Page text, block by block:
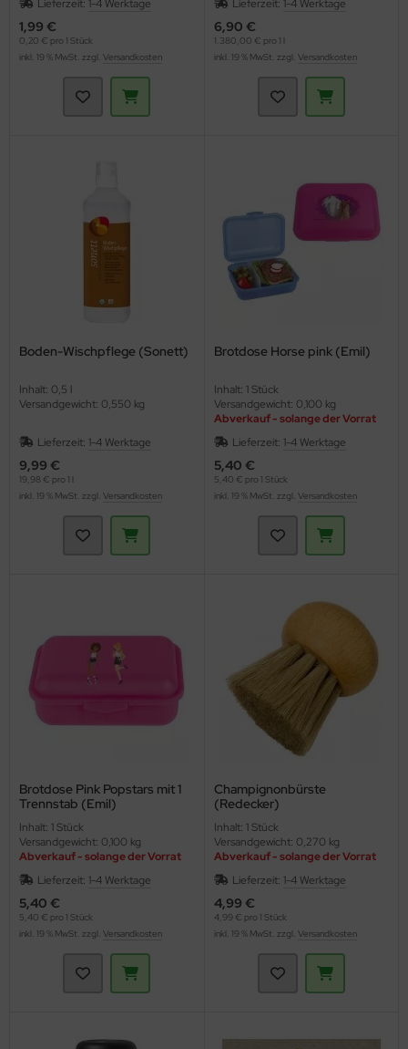
Lieferzeit: 1-4 Werktage
1,99 €
0,20 € pro 1 Stück
inkl. 19 % MwSt. zzgl. Versandkosten
Lieferzeit: 1-4 Werktage
6,90 €
1.380,00 € pro 1 l
inkl. 19 % MwSt. zzgl. Versandkosten
Boden-Wischpflege (Sonett)
Inhalt: 0,5 l
Versandgewicht: 0,550 kg
Lieferzeit: 1-4 Werktage
9,99 €
19,98 € pro 1 l
inkl. 19 % MwSt. zzgl. Versandkosten
Brotdose Horse pink (Emil)
Inhalt: 1 Stück
Versandgewicht: 0,100 kg
Abverkauf - solange der Vorrat
reicht
Lieferzeit: 1-4 Werktage
5,40 €
5,40 € pro 1 Stück
inkl. 19 % MwSt. zzgl. Versandkosten
Brotdose Pink Popstars mit 1
Trennstab (Emil)
Inhalt: 1 Stück
Versandgewicht: 0,100 kg
Abverkauf - solange der Vorrat
reicht
Lieferzeit: 1-4 Werktage
5,40 €
5,40 € pro 1 Stück
inkl. 19 % MwSt. zzgl. Versandkosten
Champignonbürste
(Redecker)
Inhalt: 1 Stück
Versandgewicht: 0,270 kg
Abverkauf - solange der Vorrat
reicht
Lieferzeit: 1-4 Werktage
4,99 €
4,99 € pro 1 Stück
inkl. 19 % MwSt. zzgl. Versandkosten